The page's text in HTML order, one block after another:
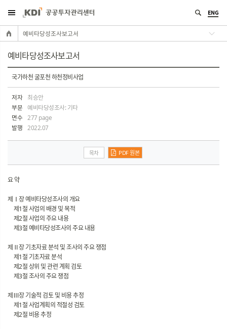
ENG
예비타당성조사보고서
예비타당성조사보고서
국가하천 굴포천 하천정비사업
저자
최승안
부문
예비타당성조사: 기타
면수
277 page
발행
2022.07
목차 PDF 원본
요 약
제Ⅰ장 예비타당성조사의 개요
제1절 사업의 배경 및 목적
제2절 사업의 주요 내용
제3절 예비타당성조사의 주요 내용
제Ⅱ장 기초자료 분석 및 조사의 주요 쟁점
제1절 기초자료 분석
제2절 상위 및 관련 계획 검토
제3절 조사의 주요 쟁점
제Ⅲ장 기술적 검토 및 비용 추정
제1절 사업계획의 적절성 검토
제2절 비용 추정